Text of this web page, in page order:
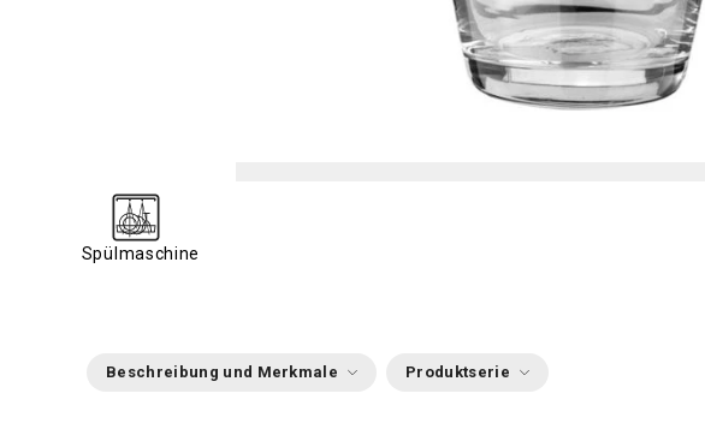
Spülmaschine
Beschreibung und Merkmale Produktserie